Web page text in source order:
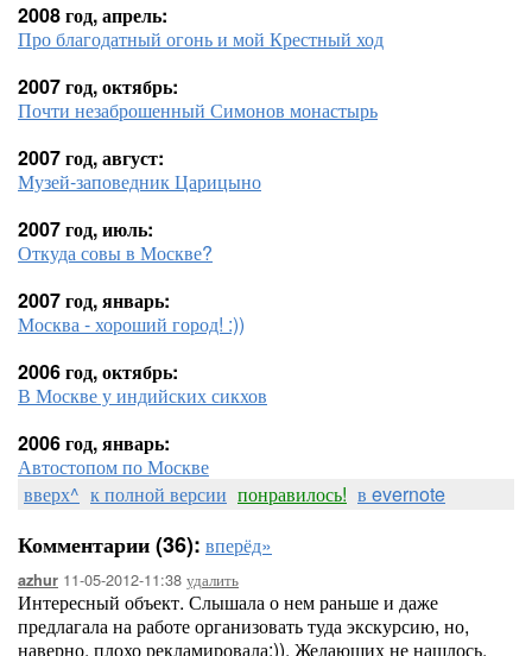
2008 год, апрель:
Про благодатный огонь и мой Крестный ход
2007 год, октябрь:
Почти незаброшенный Симонов монастырь
2007 год, август:
Музей-заповедник Царицыно
2007 год, июль:
Откуда совы в Москве?
2007 год, январь:
Москва - хороший город! :))
2006 год, октябрь:
В Москве у индийских сикхов
2006 год, январь:
Автостопом по Москве
вверх^ к полной версии понравилось! в evernote
Комментарии (36): вперёд»
azhur 11-05-2012-11:38 удалить
Интересный объект. Слышала о нем раньше и даже
предлагала на работе организовать туда экскурсию, но,
наверно, плохо рекламировала:)). Желающих не нашлось.